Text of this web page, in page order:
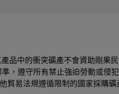
品中的衝突礦產不會資助剛果
，遵守所有禁止強迫勞動或侵
貿易法規遵循限制的國家採購礦